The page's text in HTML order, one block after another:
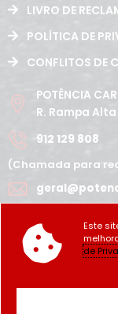
LIVRO DE
POLÍTICA DE
CONFLITOS DE
POTÊNCIA CAR
R. Rampa
912 129 808
(Chamada para
10:00h -
Domingo
Fechado
Este
de